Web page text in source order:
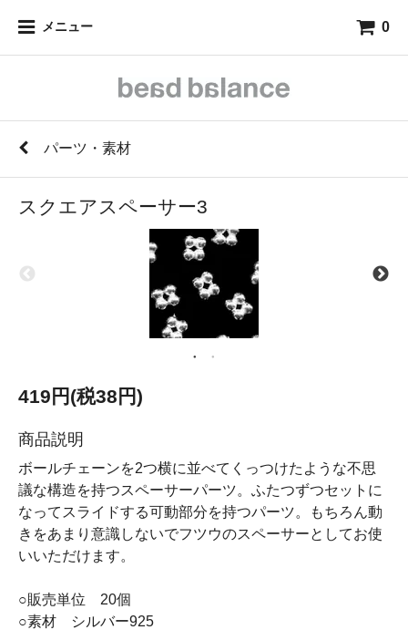
メニュー 0
パーツ・素材
スクエアスペーサー3
419円(税38円)
商品説明
ボールチェーンを2つ横に並べてくっつけたような不思
議な構造を持つスペーサーパーツ。ふたつずつセットに
なってスライドする可動部分を持つパーツ。もちろん動
きをあまり意識しないでフツウのスペーサーとしてお使
いいただけます。
○販売単位 20個
○素材 シルバー925